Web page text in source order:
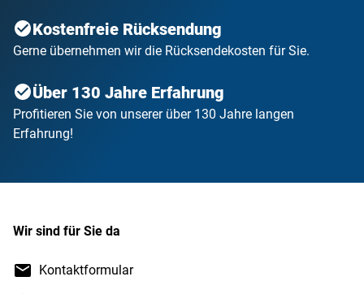
Kostenfreie Rücksendung
Gerne übernehmen wir die Rücksendekosten für Sie.
Über 130 Jahre Erfahrung
Profitieren Sie von unserer über 130 Jahre langen
Erfahrung!
Wir sind für Sie da
Kontaktformular